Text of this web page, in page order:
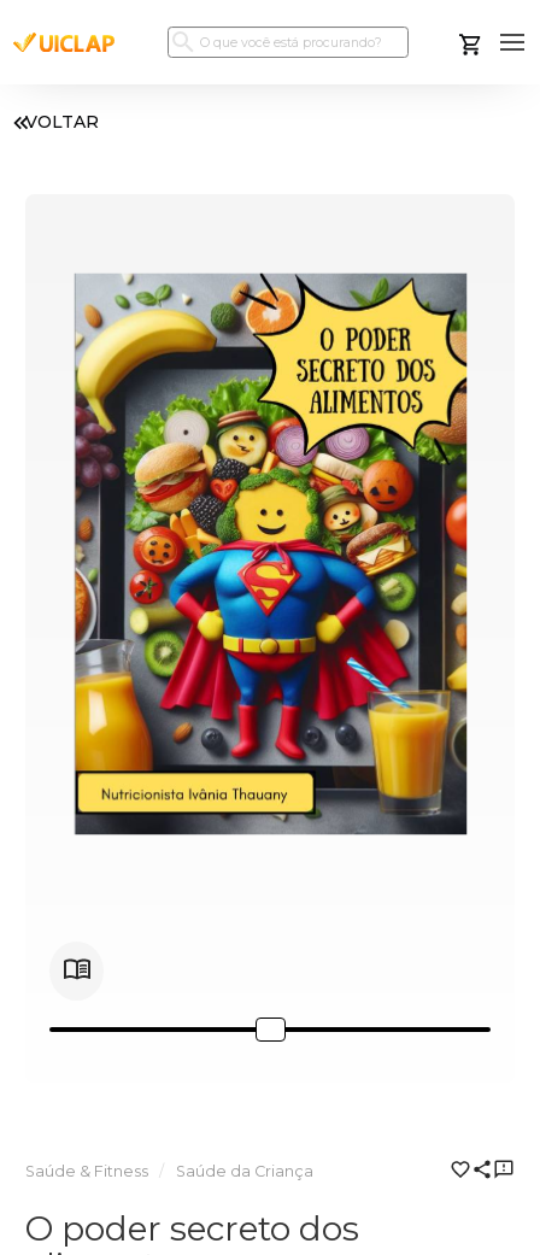
VOLTAR
Saúde & Fitness Saúde da Criança
O poder secreto dos